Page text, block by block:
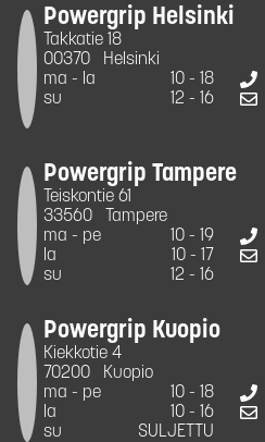
Powergrip Helsinki
Takkatie 18
00370
Helsinki
ma - la
10 - 18
su
12 - 16
Powergrip Tampere
Teiskontie 61
33560
Tampere
ma - pe
10 - 19
la
10 - 17
su
12 - 16
Powergrip Kuopio
Kiekkotie 4
70200
Kuopio
ma - pe
10 - 18
la
10 - 16
su
SULJETTU